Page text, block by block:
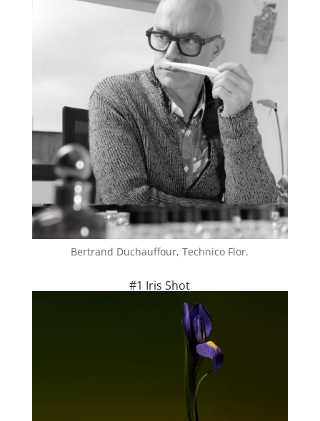
Bertrand Duchauffour, Technico Flor.
#1 Iris Shot